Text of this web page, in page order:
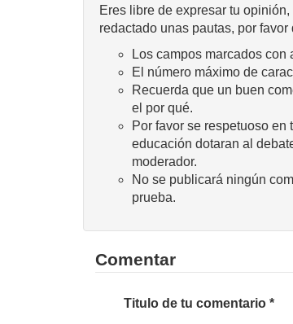
Eres libre de expresar tu
redactado unas pautas, por
Los campos marcados
El número máximo de
Recuerda que un buen
el por qué.
Por favor se respetuoso
educación dotaran al
moderador.
No se publicará ningún
prueba.
Comentar
Titulo de tu comentario *